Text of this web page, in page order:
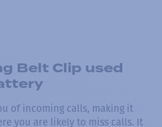
Belt Clip used
of incoming calls, making it
you are likely to miss calls. It